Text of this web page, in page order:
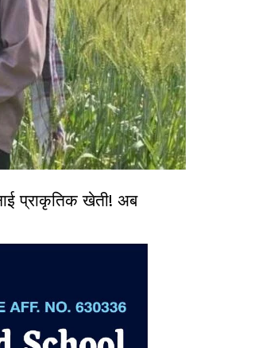
प्राकृतिक खेती! अब